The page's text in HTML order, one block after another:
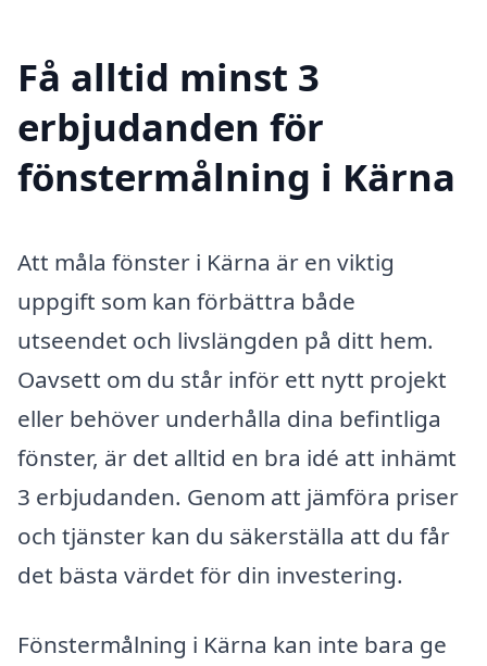
Få alltid minst 3
erbjudanden för
fönstermålning i Kärna
Att måla fönster i Kärna är en viktig
uppgift som kan förbättra både
utseendet och livslängden på ditt hem.
Oavsett om du står inför ett nytt projekt
eller behöver underhålla dina befintliga
fönster, är det alltid en bra idé att inhämt
3 erbjudanden. Genom att jämföra priser
och tjänster kan du säkerställa att du får
det bästa värdet för din investering.
Fönstermålning i Kärna kan inte bara ge